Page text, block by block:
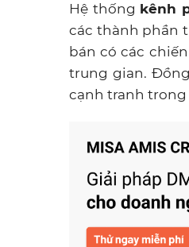
Hệ thống kênh
các thành phần
bán có các
trung gian.
cạnh tranh